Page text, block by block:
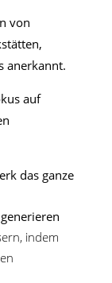
von
anerkannt.
auf
das ganze
indem